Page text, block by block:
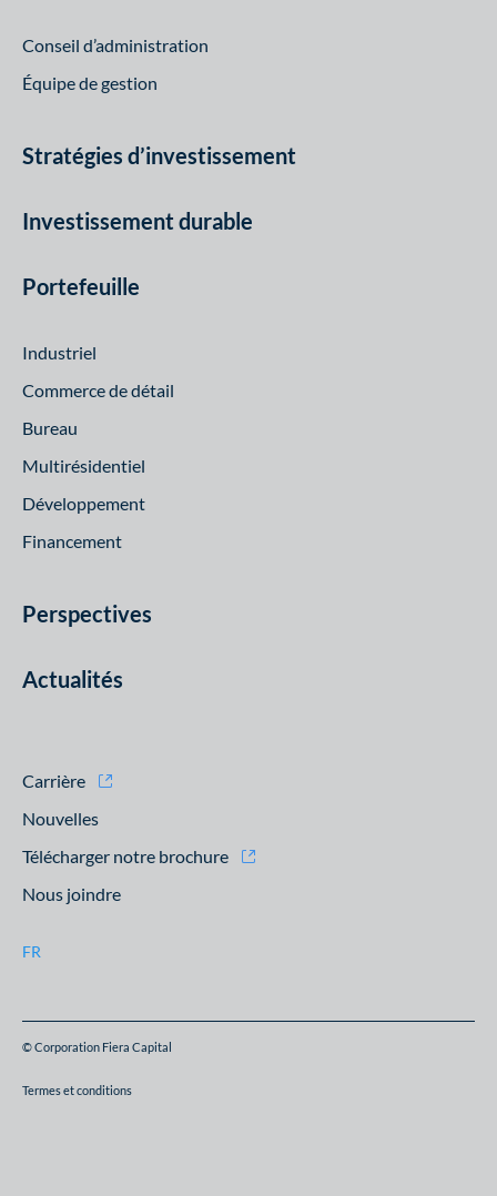
Conseil d’administration
Équipe de gestion
Stratégies d’investissement
Investissement durable
Portefeuille
Industriel
Commerce de détail
Bureau
Multirésidentiel
Développement
Financement
Perspectives
Actualités
Carrière
Nouvelles
Télécharger notre brochure
Nous joindre
FR
© Corporation Fiera Capital
Termes et conditions